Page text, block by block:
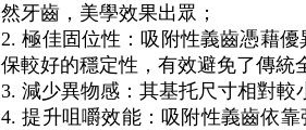
然牙齒，美學效果出眾；
2. 極佳固位性：吸附性義齒憑藉
保較好的穩定性，有效避免了傳統
3. 減少異物感：其基托尺寸相對較
4. 提升咀嚼效能：吸附性義齒依